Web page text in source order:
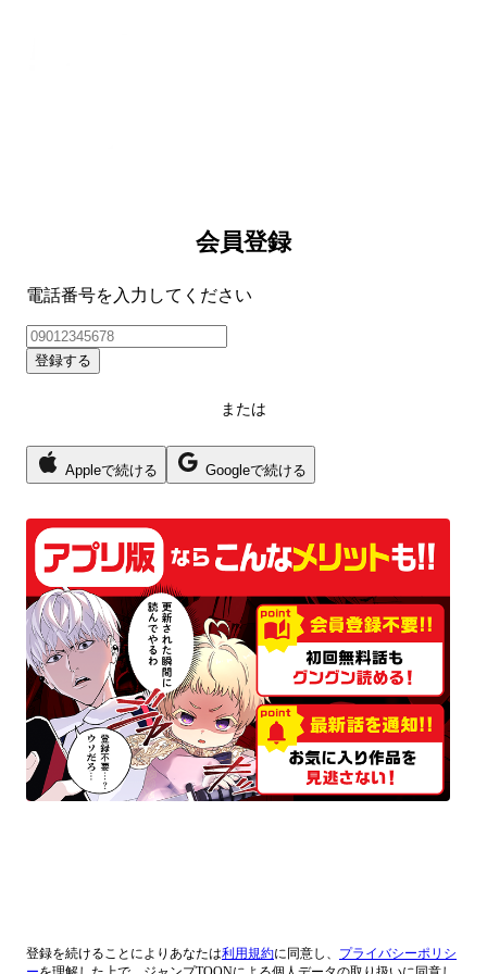
会員登録
電話番号を入力してください
登録する
または
Appleで続ける Googleで続ける
登録を続けることによりあなたは利用規約に同意し、 プライバシーポリシ